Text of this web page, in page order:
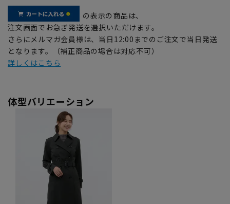
の表示の商品は、
注文画面でお急ぎ発送を選択いただけます。
さらにメルマガ会員様は、当日12:00までのご注文で当日発送
となります。（補正商品の場合は対応不可）
詳しくはこちら
体型バリエーション